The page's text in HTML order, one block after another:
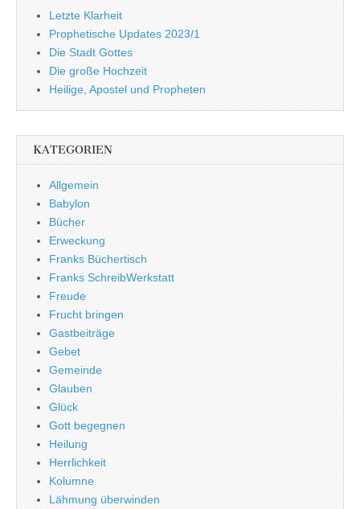
Letzte Klarheit
Prophetische Updates 2023/1
Die Stadt Gottes
Die große Hochzeit
Heilige, Apostel und Propheten
KATEGORIEN
Allgemein
Babylon
Bücher
Erweckung
Franks Büchertisch
Franks SchreibWerkstatt
Freude
Frucht bringen
Gastbeiträge
Gebet
Gemeinde
Glauben
Glück
Gott begegnen
Heilung
Herrlichkeit
Kolumne
Lähmung überwinden